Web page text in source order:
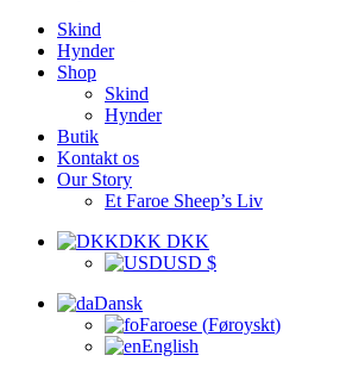
Skind
Hynder
Shop
Skind
Hynder
Butik
Kontakt os
Our Story
Et Faroe Sheep’s Liv
DKK DKK
USD $
Dansk
Faroese (Føroyskt)
English